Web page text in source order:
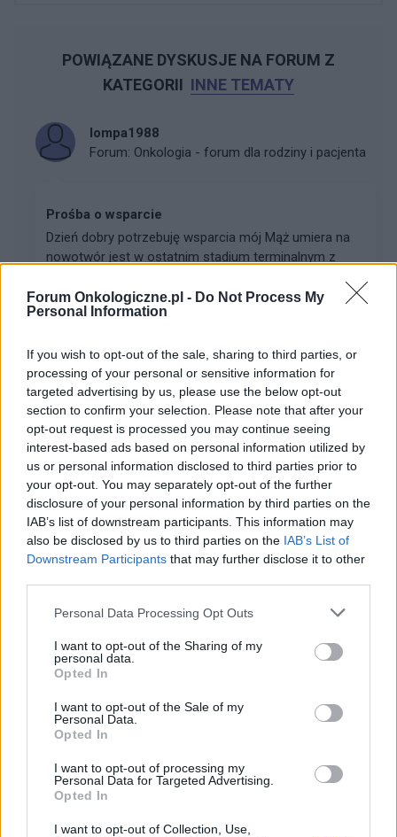
Forum Onkologiczne.pl - Do Not Process My
Personal Information
If you wish to opt-out of the sale, sharing to third parties, or
processing of your personal or sensitive information for
targeted advertising by us, please use the below opt-out
section to confirm your selection. Please note that after your
opt-out request is processed you may continue seeing
interest-based ads based on personal information utilized by
us or personal information disclosed to third parties prior to
your opt-out. You may separately opt-out of the further
disclosure of your personal information by third parties on the
IAB’s list of downstream participants. This information may
also be disclosed by us to third parties on the IAB’s List of
Downstream Participants that may further disclose it to other
Personal Data Processing Opt Outs
I want to opt-out of the Sharing of my
personal data.
Opted In
I want to opt-out of the Sale of my
Personal Data.
Opted In
I want to opt-out of processing my
Personal Data for Targeted Advertising.
Opted In
I want to opt-out of Collection, Use,
POWIĄZANE DYSKUSJE NA FORUM Z
KATEGORII INNE TEMATY
lompa1988
Forum: Onkologia - forum dla rodziny i pacjenta
Prośba o wsparcie
Dzień dobry potrzebuję wsparcia mój Mąż umiera na
nowotwór jest w ostatnim stadium terminalnym z
Forum:Onkologia - forum dla rodziny i pacjenta
Badanie o radzeniu sobie z chorobą nowotworową
Dzień dobry, piszę pracę magisterską z psychologii
dotyczącą doświadczenia choroby nowotworowej
oraz tego, jak różne czynniki, takie jak wsparcie,
sposoby radzenia sobie ze stresem oraz poczucie
wew...
gość
Rak jelita cienkiego
strasznym bólem brzucha, okazało się, że doszło do
perforacji jelita cienkiego i pokarmowego. Natychmiast
Forum:Onkologia - forum dla rodziny i pacjenta